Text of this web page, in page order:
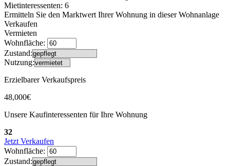
Mietinteressenten: 6
Ermitteln Sie den Marktwert Ihrer Wohnung in dieser Wohnanlage
Verkaufen
Vermieten
Wohnfläche:
Zustand:
Nutzung:
Erzielbarer Verkaufspreis
48,000€
Unsere Kaufinteressenten für Ihre Wohnung
32
Jetzt Verkaufen
Wohnfläche:
Zustand: